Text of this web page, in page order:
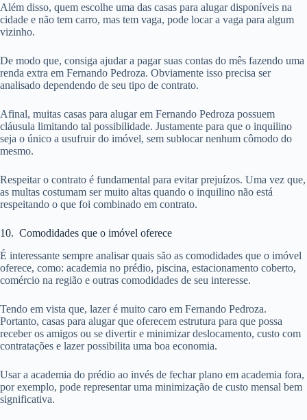
Além disso, quem escolhe uma das casas para alugar disponíveis na
cidade e não tem carro, mas tem vaga, pode locar a vaga para algum
vizinho.
De modo que, consiga ajudar a pagar suas contas do mês fazendo uma
renda extra em Fernando Pedroza. Obviamente isso precisa ser
analisado dependendo de seu tipo de contrato.
Afinal, muitas casas para alugar em Fernando Pedroza possuem
cláusula limitando tal possibilidade. Justamente para que o inquilino
seja o único a usufruir do imóvel, sem sublocar nenhum cômodo do
mesmo.
Respeitar o contrato é fundamental para evitar prejuízos. Uma vez que,
as multas costumam ser muito altas quando o inquilino não está
respeitando o que foi combinado em contrato.
10. Comodidades que o imóvel oferece
É interessante sempre analisar quais são as comodidades que o imóvel
oferece, como: academia no prédio, piscina, estacionamento coberto,
comércio na região e outras comodidades de seu interesse.
Tendo em vista que, lazer é muito caro em Fernando Pedroza.
Portanto, casas para alugar que oferecem estrutura para que possa
receber os amigos ou se divertir e minimizar deslocamento, custo com
contratações e lazer possibilita uma boa economia.
Usar a academia do prédio ao invés de fechar plano em academia fora,
por exemplo, pode representar uma minimização de custo mensal bem
significativa.